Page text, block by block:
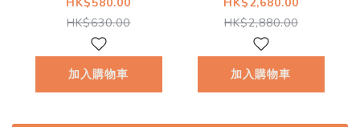
HK$630.00
加入購物車
2000s)
HK$2,880.00
加入購物車